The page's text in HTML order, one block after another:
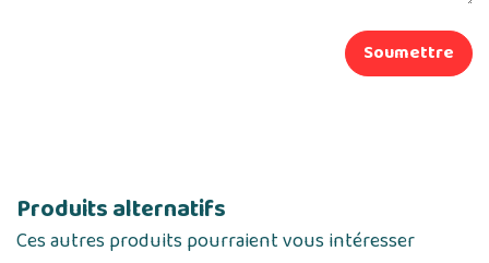
Soumettre
Produits alternatifs
Ces autres produits pourraient vous intéresser